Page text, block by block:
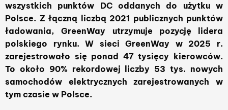
wszystkich punktów DC oddanych do użytku w
Polsce. Z łączną liczbą 2021 publicznych punktów
ładowania, GreenWay utrzymuje pozycję lidera
polskiego rynku. W sieci GreenWay w 2025 r.
zarejestrowało się ponad 47 tysięcy kierowców.
To około 90% rekordowej liczby 53 tys. nowych
samochodów elektrycznych zarejestrowanych w
tym czasie w Polsce.